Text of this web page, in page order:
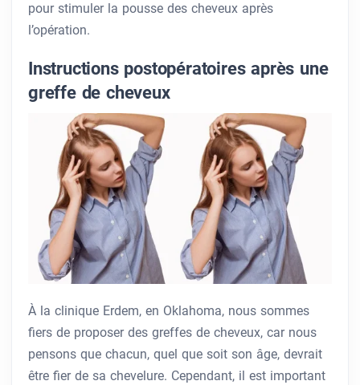
pour stimuler la pousse des cheveux après
l’opération.
Instructions postopératoires après une
greffe de cheveux
À la clinique Erdem, en Oklahoma, nous sommes
fiers de proposer des greffes de cheveux, car nous
pensons que chacun, quel que soit son âge, devrait
être fier de sa chevelure. Cependant, il est important